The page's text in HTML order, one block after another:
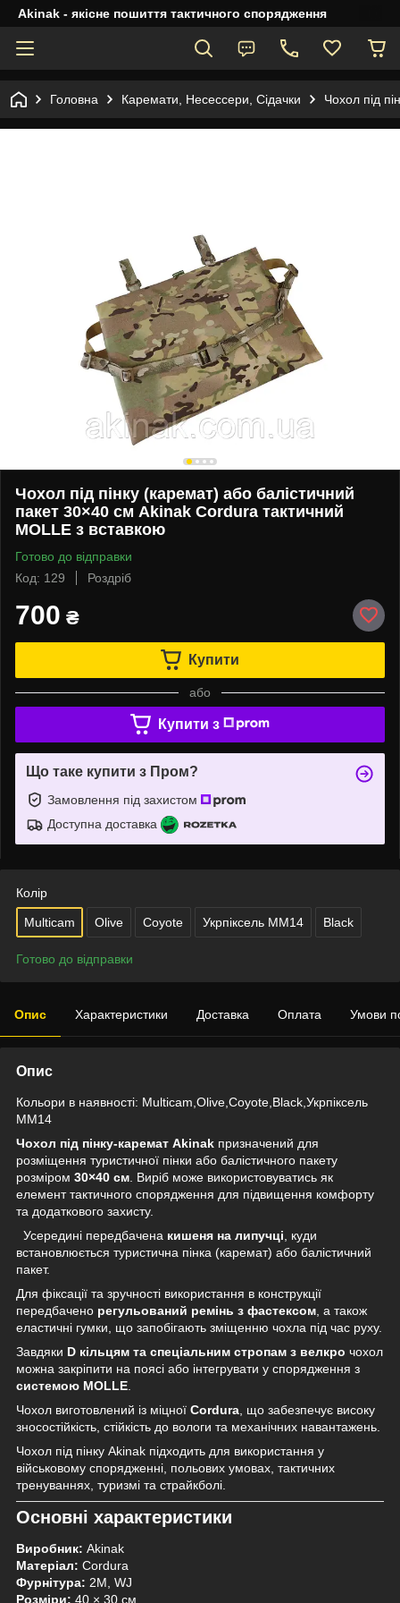
Akinak - якісне пошиття тактичного спорядження
Головна Каремати, Несессери, Сідачки Чохол під
Чохол під пінку (каремат) або балістичний
пакет 30×40 см Akinak Cordura тактичний
MOLLE з вставкою
Готово до відправки
Код: 129
Роздріб
700 ₴
Купити
або
Купити з
Що таке купити з Пром?
Замовлення під захистом
Доступна доставка
Колір
Multicam Olive Coyote Укрпіксель ММ14 Black
Готово до відправки
Опис Характеристики Доставка Оплата Умови
Опис
Кольори в наявності: Multicam,Olive,Coyote,Black,Укрпіксель
ММ14
Чохол під пінку-каремат Akinak призначений для
розміщення туристичної пінки або балістичного пакету
розміром 30×40 см . Виріб може використовуватись як
елемент тактичного спорядження для підвищення комфорту
та додаткового захисту.
Усередині передбачена кишеня на липучці , куди
встановлюється туристична пінка (каремат) або балістичний
пакет.
Для фіксації та зручності використання в конструкції
передбачено регульований ремінь з фастексом , а також
еластичні гумки, що запобігають зміщенню чохла під час руху.
Завдяки D кільцям та спеціальним стропам з велкро чохол
можна закріпити на поясі або інтегрувати у спорядження з
системою MOLLE
Чохол виготовлений із міцної Cordura , що забезпечує високу
зносостійкість, стійкість до вологи та механічних навантажень.
Чохол під пінку Akinak підходить для використання у
військовому спорядженні, польових умовах, тактичних
тренуваннях, туризмі та страйкболі.
Основні характеристики
Виробник: Akinak
Матеріал: Cordura
Фурнітура: 2М, WJ
Розміри: 40 × 30 см